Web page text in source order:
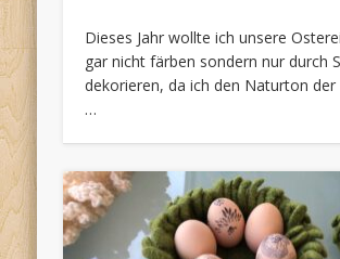
Dieses Jahr wollte ich unsere
gar nicht färben sondern nur durch
dekorieren, da ich den Naturton der
…